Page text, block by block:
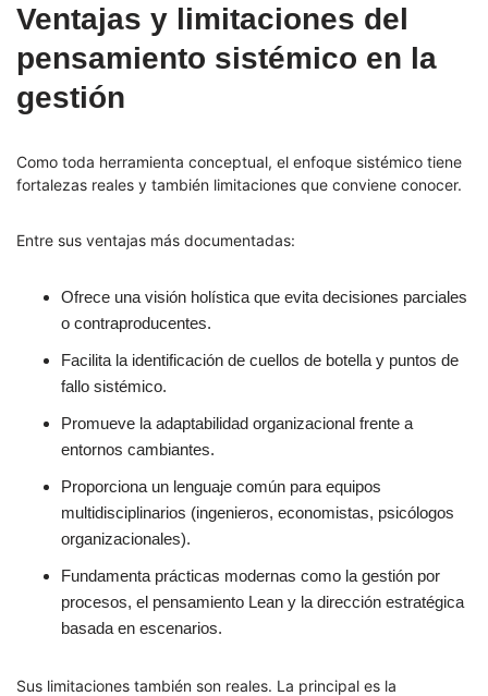
Ventajas y limitaciones del
pensamiento sistémico en la
gestión
Como toda herramienta conceptual, el enfoque sistémico tiene
fortalezas reales y también limitaciones que conviene conocer.
Entre sus ventajas más documentadas:
Ofrece una visión holística que evita decisiones parciales
o contraproducentes.
Facilita la identificación de cuellos de botella y puntos de
fallo sistémico.
Promueve la adaptabilidad organizacional frente a
entornos cambiantes.
Proporciona un lenguaje común para equipos
multidisciplinarios (ingenieros, economistas, psicólogos
organizacionales).
Fundamenta prácticas modernas como la gestión por
procesos, el pensamiento Lean y la dirección estratégica
basada en escenarios.
Sus limitaciones también son reales. La principal es la